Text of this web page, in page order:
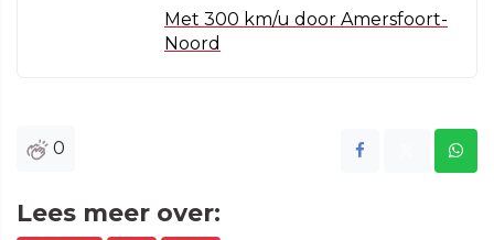
Met 300 km/u door Amersfoort-
Noord
0
Lees meer over: